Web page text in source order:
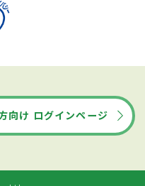
向け ログインページ